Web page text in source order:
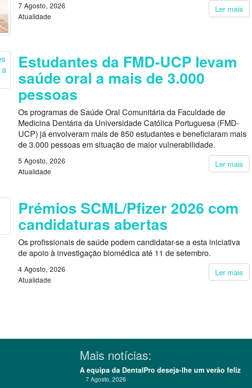
Ler mais
7 Agosto, 2026
Atualidade
Estudantes da FMD-UCP levam
saúde oral a mais de 3.000
pessoas
Os programas de Saúde Oral Comunitária da Faculdade de
Medicina Dentária da Universidade Católica Portuguesa (FMD-
UCP) já envolveram mais de 850 estudantes e beneficiaram mais
de 3.000 pessoas em situação de maior vulnerabilidade.
Ler mais
5 Agosto, 2026
Atualidade
Prémios SCML/Pfizer 2026 com
candidaturas abertas
Os profissionais de saúde podem candidatar-se a esta iniciativa
de apoio à investigação biomédica até 11 de setembro.
Ler mais
4 Agosto, 2026
Atualidade
Mais notícias:
A equipa da DentalPro deseja-lhe um verão feliz
7 Agosto, 2026